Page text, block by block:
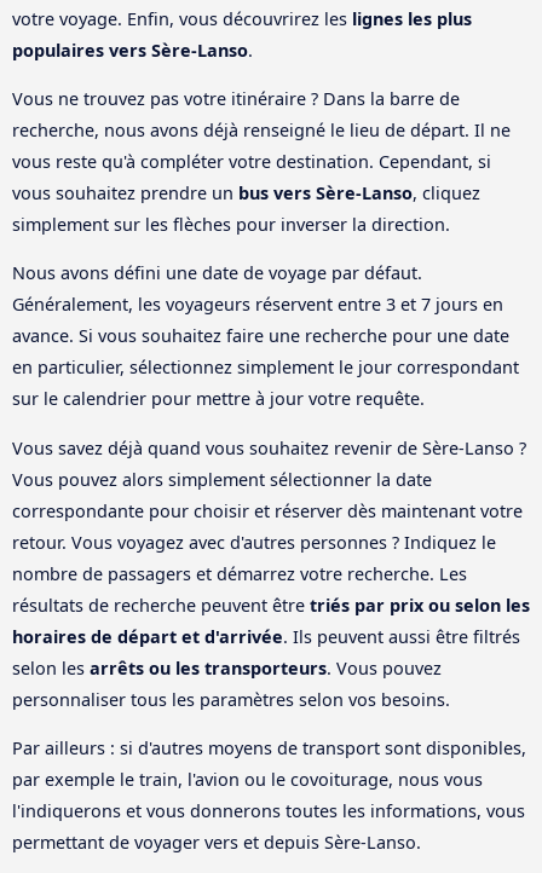
votre voyage. Enfin, vous découvrirez les lignes les plus
populaires vers Sère-Lanso.
Vous ne trouvez pas votre itinéraire ? Dans la barre de
recherche, nous avons déjà renseigné le lieu de départ. Il ne
vous reste qu'à compléter votre destination. Cependant, si
vous souhaitez prendre un bus vers Sère-Lanso, cliquez
simplement sur les flèches pour inverser la direction.
Nous avons défini une date de voyage par défaut.
Généralement, les voyageurs réservent entre 3 et 7 jours en
avance. Si vous souhaitez faire une recherche pour une date
en particulier, sélectionnez simplement le jour correspondant
sur le calendrier pour mettre à jour votre requête.
Vous savez déjà quand vous souhaitez revenir de Sère-Lanso ?
Vous pouvez alors simplement sélectionner la date
correspondante pour choisir et réserver dès maintenant votre
retour. Vous voyagez avec d'autres personnes ? Indiquez le
nombre de passagers et démarrez votre recherche. Les
résultats de recherche peuvent être triés par prix ou selon les
horaires de départ et d'arrivée. Ils peuvent aussi être filtrés
selon les arrêts ou les transporteurs. Vous pouvez
personnaliser tous les paramètres selon vos besoins.
Par ailleurs : si d'autres moyens de transport sont disponibles,
par exemple le train, l'avion ou le covoiturage, nous vous
l'indiquerons et vous donnerons toutes les informations, vous
permettant de voyager vers et depuis Sère-Lanso.